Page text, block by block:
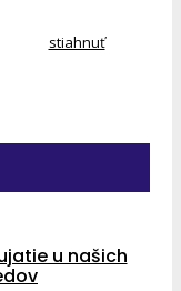
stiahnuť
u našich